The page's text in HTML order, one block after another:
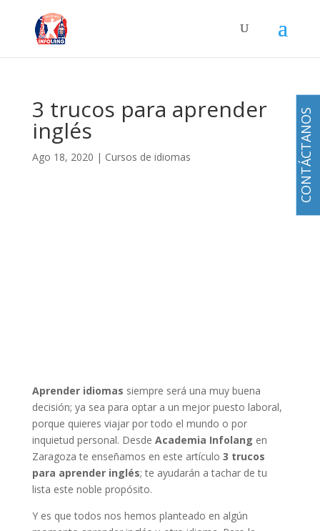
3 trucos para aprender
inglés
Ago 18, 2020 | Cursos de idiomas
Aprender idiomas siempre será una muy buena
decisión; ya sea para optar a un mejor puesto laboral,
porque quieres viajar por todo el mundo o por
inquietud personal. Desde Academia Infolang en
Zaragoza te enseñamos en este artículo 3 trucos
para aprender inglés; te ayudarán a tachar de tu
lista este noble propósito.
Y es que todos nos hemos planteado en algún
CONTÁCTANOS